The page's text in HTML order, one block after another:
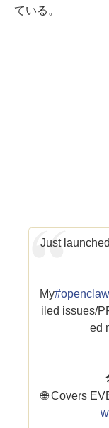
ている。
Just
My#openclaw
iled issues/
ed
🌐 Covers